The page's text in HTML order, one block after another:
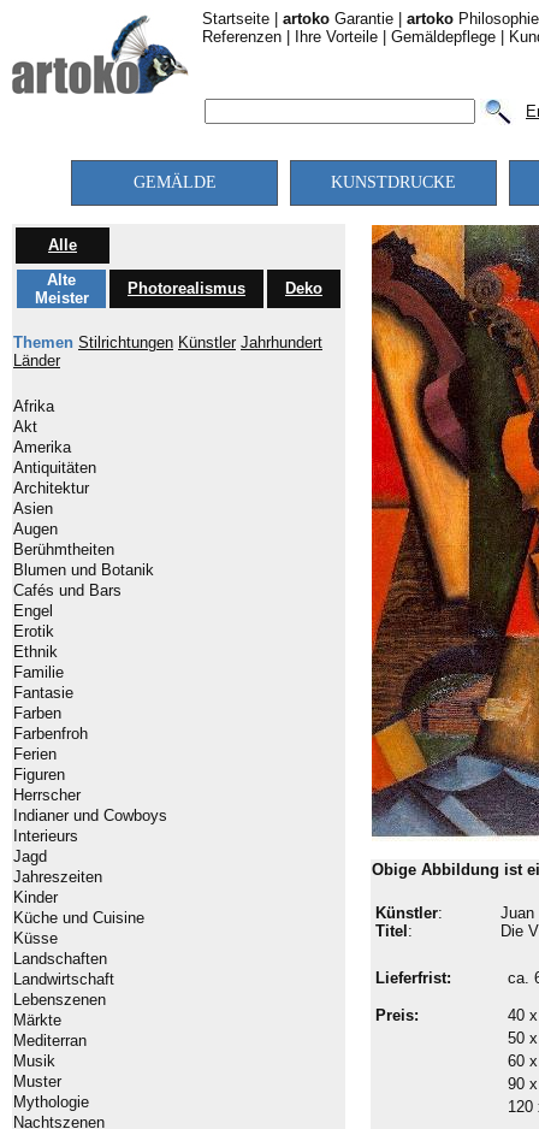
Startseite artoko Garantie artoko Philosophie
Referenzen
Ihre Vorteile Gemäldepflege
GEMÄLDE KUNSTDRUCKE
Alle
Alte
Meister
Photorealismus Deko
Themen Stilrichtungen Künstler Jahrhundert
Länder
Afrika
Akt
Amerika
Antiquitäten
Architektur
Asien
Augen
Berühmtheiten
Blumen und Botanik
Cafés und Bars
Engel
Erotik
Ethnik
Familie
Fantasie
Farben
Farbenfroh
Ferien
Figuren
Herrscher
Indianer und Cowboys
Interieurs
Jagd
Jahreszeiten
Kinder
Küche und Cuisine
Küsse
Landschaften
Landwirtschaft
Lebenszenen
Märkte
Mediterran
Musik
Muster
Mythologie
Nachtszenen
Obige Abbildung ist
Künstler:
Titel :
Juan
Die
Lieferfrist: ca.
Preis:
40
50
60
90
120